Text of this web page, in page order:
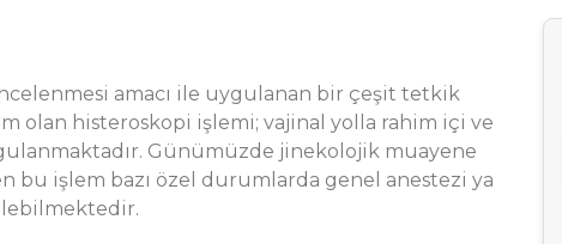
amacı ile uygulanan bir çeşit tetkik
olan histeroskopi işlemi; vajinal yolla rahim içi ve
Günümüzde jinekolojik muayene
bu işlem bazı özel durumlarda genel anestezi ya